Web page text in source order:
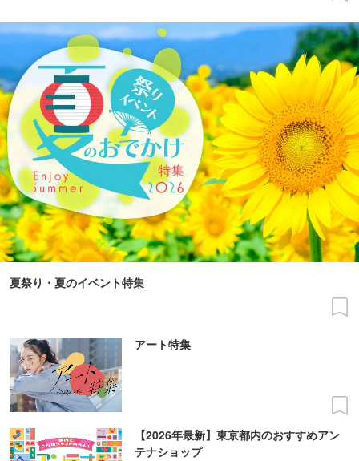
夏祭り・夏のイベント特集
アート特集
【2026年最新】東京都内のおすすめアン
テナショップ